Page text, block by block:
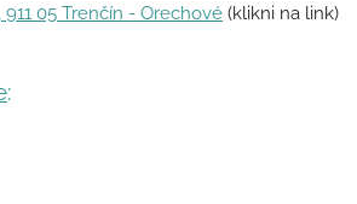
05 Trenčín - Orechové (klikni na link)
: